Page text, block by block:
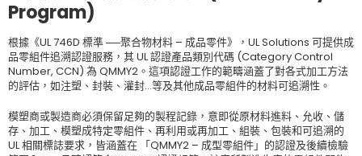
Program)
根據《UL 746D 標準 ──聚合物材料 – 成品零件》，UL Solutions 可提供成
品零組件追溯認證服務，其 UL 認證產品類別代碼 (Category Control
Number, CCN) 為 QMMY2。這項認證工作的範疇涵蓋了對各式加工方法
的評估，如注塑、封裝、灌封…等及其他成品零組件的材料可追溯性。
模塑商或製造商必須保留足夠的製程記錄，意即從原材料進料、允收、儲
存、加工、模塑成特定零組件、再利用或再加工、組裝、包裝和可追溯的
UL 相關標誌要求，皆涵蓋在 「QMMY2 – 成型零組件」的認證及後續檢驗